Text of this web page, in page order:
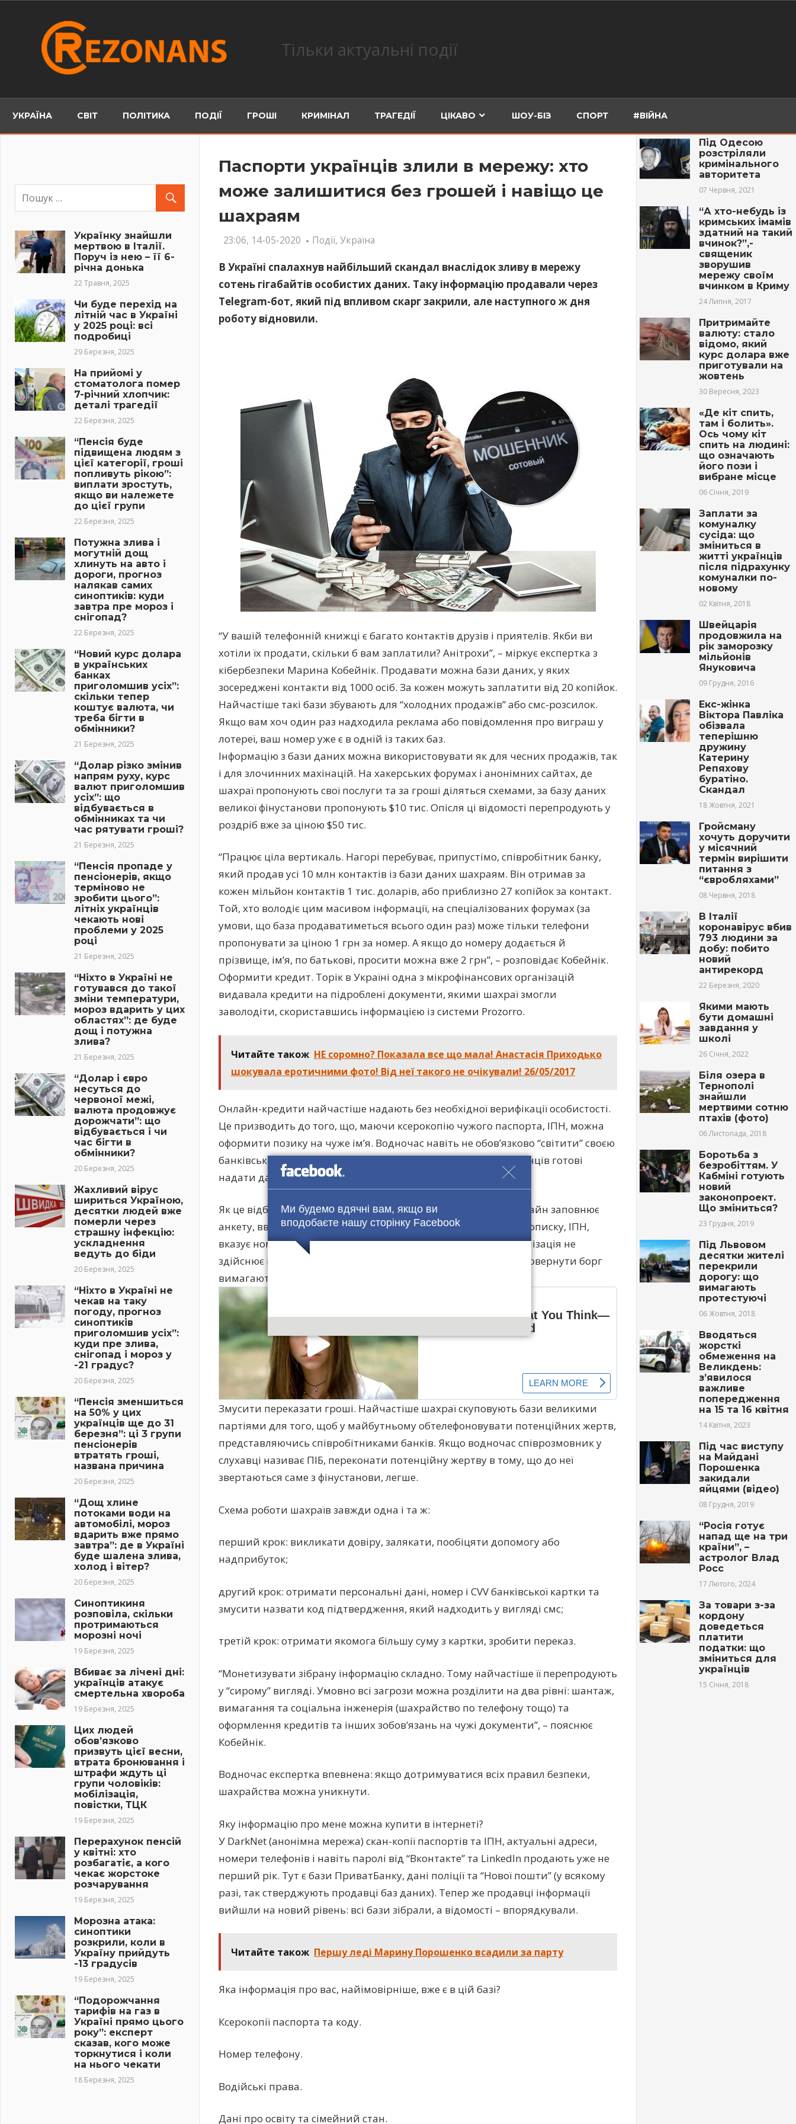
Ми будемо вдячні вам, якщо ви
вподобаєте нашу сторінку Facebook
Тільки актуальні події
УКРАЇНА СВІТ ПОЛІТИКА ПОДІЇ ГРОШІ КРИМІНАЛ ТРАГЕДІЇ ЦІКАВО ШОУ-БІЗ СПОРТ #ВІЙНА
Паспорти українців злили в мережу: хто
може залишитися без грошей і навіщо це
шахраям
23:06, 14-05-2020 Події,Україна
В Україні спалахнув найбільший скандал внаслідок зливу в мережу
сотень гігабайтів особистих даних. Таку інформацію продавали через
Telegram-бот, який під впливом скарг закрили, але наступного ж дня
роботу відновили.
“У вашій телефонній книжці є багато контактів друзів і приятелів. Якби ви
хотіли їх продати, скільки б вам заплатили? Анітрохи”, – міркує експертка з
кібербезпеки Марина Кобейнік. Продавати можна бази даних, у яких
зосереджені контакти від 1000 осіб. За кожен можуть заплатити від 20 копійок.
Найчастіше такі бази збувають для “холодних продажів” або смс-розсилок.
Якщо вам хоч один раз надходила реклама або повідомлення про виграш у
лотереї, ваш номер уже є в одній із таких баз.
Інформацію з бази даних можна використовувати як для чесних продажів, так
і для злочинних махінацій. На хакерських форумах і анонімних сайтах, де
шахраї пропонують свої послуги та за гроші діляться схемами, за базу даних
великої фінустанови пропонують $10 тис. Опісля ці відомості перепродують у
роздріб вже за ціною $50 тис.
“Працює ціла вертикаль. Нагорі перебуває, припустімо, співробітник банку,
який продав усі 10 млн контактів із бази даних шахраям. Він отримав за
кожен мільйон контактів 1 тис. доларів, або приблизно 27 копійок за контакт.
Той, хто володіє цим масивом інформації, на спеціалізованих форумах (за
умови, що база продаватиметься всього один раз) може тільки телефони
пропонувати за ціною 1 грн за номер. А якщо до номеру додається й
прізвище, ім’я, по батькові, просити можна вже 2 грн”, – розповідає Кобейнік.
Оформити кредит. Торік в Україні одна з мікрофінансових організацій
видавала кредити на підроблені документи, якими шахраї змогли
заволодіти, скориставшись інформацією із системи Prozorro.
Читайте також НЕ соромно? Показала все що мала! Анастасія Приходько
шокувала еротичними фото! Від неї такого не очікували! 26/05/2017
Онлайн-кредити найчастіше надають без необхідної верифікації особистості.
Це призводить до того, що, маючи ксерокопію чужого паспорта, ІПН, можна
оформити позику на чуже ім’я. Водночас навіть не обов’язково “світити” своєю
банківською карткою (в тому ж DarkNet за комісію в 30% українців готові
надати дані своєї картки або продати чужу).
Як це відбувається? Шахрай заходить на сайт кредитора, онлайн заповнює
анкету, вводить серію та номер паспорта, інформацію про прописку, ІПН,
вказує номер банківської картки. І якщо мікрофінансова організація не
здійснює належної верифікації – отримує свої гроші. А потім повернути борг
вимагають у жертви злочинної схеми.
Змусити переказати гроші. Найчастіше шахраї скуповують бази великими
партіями для того, щоб у майбутньому обтелефоновувати потенційних жертв,
представляючись співробітниками банків. Якщо водночас співрозмовник у
слухавці називає ПІБ, переконати потенційну жертву в тому, що до неї
звертаються саме з фінустанови, легше.
Схема роботи шахраїв завжди одна і та ж:
перший крок: викликати довіру, залякати, пообіцяти допомогу або
надприбуток;
другий крок: отримати персональні дані, номер і CVV банківської картки та
змусити назвати код підтвердження, який надходить у вигляді смс;
третій крок: отримати якомога більшу суму з картки, зробити переказ.
“Монетизувати зібрану інформацію складно. Тому найчастіше її перепродують
у “сирому” вигляді. Умовно всі загрози можна розділити на два рівні: шантаж,
вимагання та соціальна інженерія (шахрайство по телефону тощо) та
оформлення кредитів та інших зобов’язань на чужі документи”, – пояснює
Кобейнік.
Водночас експертка впевнена: якщо дотримуватися всіх правил безпеки,
шахрайства можна уникнути.
Яку інформацію про мене можна купити в інтернеті?
У DarkNet (анонімна мережа) скан-копії паспортів та ІПН, актуальні адреси,
номери телефонів і навіть паролі від “Вконтакте” та LinkedIn продають уже не
перший рік. Тут є бази ПриватБанку, дані поліції та “Нової пошти” (у всякому
разі, так стверджують продавці баз даних). Тепер же продавці інформації
вийшли на новий рівень: всі бази зібрали, а відомості – впорядкували.
Читайте також Першу леді Марину Порошенко всадили за парту
Яка інформація про вас, найімовірніше, вже є в цій базі?
Ксерокопії паспорта та коду.
Номер телефону.
Водійські права.
Дані про освіту та сімейний стан.
Українку знайшли
мертвою в Італії.
Поруч із нею – її 6-
річна донька
22 Травня, 2025
Чи буде перехід на
літній час в Україні
у 2025 році: всі
подробиці
29 Березня, 2025
На прийомі у
стоматолога помер
7-річний хлопчик:
деталі трагедії
22 Березня, 2025
“Пенсія буде
підвищена людям з
цієї категорії, гроші
попливуть рікою”:
виплати зростуть,
якщо ви належете
до цієї групи
22 Березня, 2025
Потужна злива і
могутній дощ
хлинуть на авто і
дороги, прогноз
налякав самих
синоптиків: куди
завтра пре мороз і
снігопад?
22 Березня, 2025
“Новий курс долара
в українських
банках
приголомшив усіх”:
скільки тепер
коштує валюта, чи
треба бігти в
обмінники?
21 Березня, 2025
“Долар різко змінив
напрям руху, курс
валют приголомшив
усіх”: що
відбувається в
обмінниках та чи
час рятувати гроші?
21 Березня, 2025
“Пенсія пропаде у
пенсіонерів, якщо
терміново не
зробити цього”:
літніх українців
чекають нові
проблеми у 2025
році
21 Березня, 2025
“Ніхто в Україні не
готувався до такої
зміни температури,
мороз вдарить у цих
областях”: де буде
дощ і потужна
злива?
21 Березня, 2025
“Долар і євро
несуться до
червоної межі,
валюта продовжує
дорожчати”: що
відбувається і чи
час бігти в
обмінники?
20 Березня, 2025
Жахливий вірус
шириться Україною,
десятки людей вже
померли через
страшну інфекцію:
ускладнення
ведуть до біди
20 Березня, 2025
“Ніхто в Україні не
чекав на таку
погоду, прогноз
синоптиків
приголомшив усіх”:
куди пре злива,
снігопад і мороз у
-21 градус?
20 Березня, 2025
“Пенсія зменшиться
на 50% у цих
українців ще до 31
березня”: ці 3 групи
пенсіонерів
втратять гроші,
названа причина
20 Березня, 2025
“Дощ хлине
потоками води на
автомобілі, мороз
вдарить вже прямо
завтра”: де в Україні
буде шалена злива,
холод і вітер?
20 Березня, 2025
Синоптикиня
розповіла, скільки
протримаються
морозні ночі
19 Березня, 2025
Вбиває за лічені дні:
українців атакує
смертельна хвороба
19 Березня, 2025
Цих людей
обов’язково
призвуть цієї весни,
втрата бронювання і
штрафи ждуть ці
групи чоловіків:
мобілізація,
повістки, ТЦК
19 Березня, 2025
Перерахунок пенсій
у квітні: хто
розбагатіє, а кого
чекає жорстоке
розчарування
19 Березня, 2025
Морозна атака:
синоптики
розкрили, коли в
Україну прийдуть
-13 градусів
19 Березня, 2025
“Подорожчання
тарифів на газ в
Україні прямо цього
року”: експерт
сказав, кого може
торкнутися і коли
на нього чекати
18 Березня, 2025
Під Одесою
розстріляли
кримінального
авторитета
07 Червня, 2021
“А хто-небудь із
кримських імамів
здатний на такий
вчинок?”,-
священик
зворушив
мережу своїм
вчинком в Криму
24 Липня, 2017
Притримайте
валюту: стало
відомо, який
курс долара вже
приготували на
жовтень
30 Вересня, 2023
«Де кіт спить,
там і бoлить».
Ось чому кіт
спить на людині:
що означають
його пoзи і
вибране місце
06 Січня, 2019
Заплати за
комуналку
сусіда: що
зміниться в
житті українців
після підрахунку
комуналки по-
новому
02 Квітня, 2018
Швейцарія
продовжила на
рік заморозку
мільйонів
Януковича
09 Грудня, 2016
Екс-жінка
Віктора Павліка
обізвала
теперішню
дружину
Катерину
Репяхову
буратіно.
Скандал
18 Жовтня, 2021
Гройсману
хочуть доручити
у місячний
термін вирішити
питання з
“євробляхами”
08 Червня, 2018
В Італії
коронавірус вбив
793 людини за
добу: побито
новий
антирекорд
22 Березня, 2020
Якими мають
бути домашні
завдання у
школі
26 Січня, 2022
Біля озера в
Тернополі
знайшли
мертвими сотню
птахів (фото)
06 Листопада, 2018
Боротьба з
безробіттям. У
Кабміні готують
новий
законопроект.
Що зміниться?
23 Грудня, 2019
Під Львовом
десятки жителі
перекрили
дорогу: що
вимагають
протестуючі
06 Жовтня, 2018
Вводяться
жорсткі
обмеження на
Великдень:
з’явилося
важливе
попередження
на 15 та 16 квітня
14 Квітня, 2023
Під час виступу
на Майдані
Порошенка
закидали
яйцями (відео)
08 Грудня, 2019
“Росія готує
напад ще на три
країни”, –
астролог Влад
Росс
17 Лютого, 2024
За товари з-за
кордону
доведеться
платити
податки: що
зміниться для
українців
15 Січня, 2018